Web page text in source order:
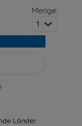
Menge:
1
Länder